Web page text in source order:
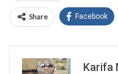
Share Facebook
Karifa